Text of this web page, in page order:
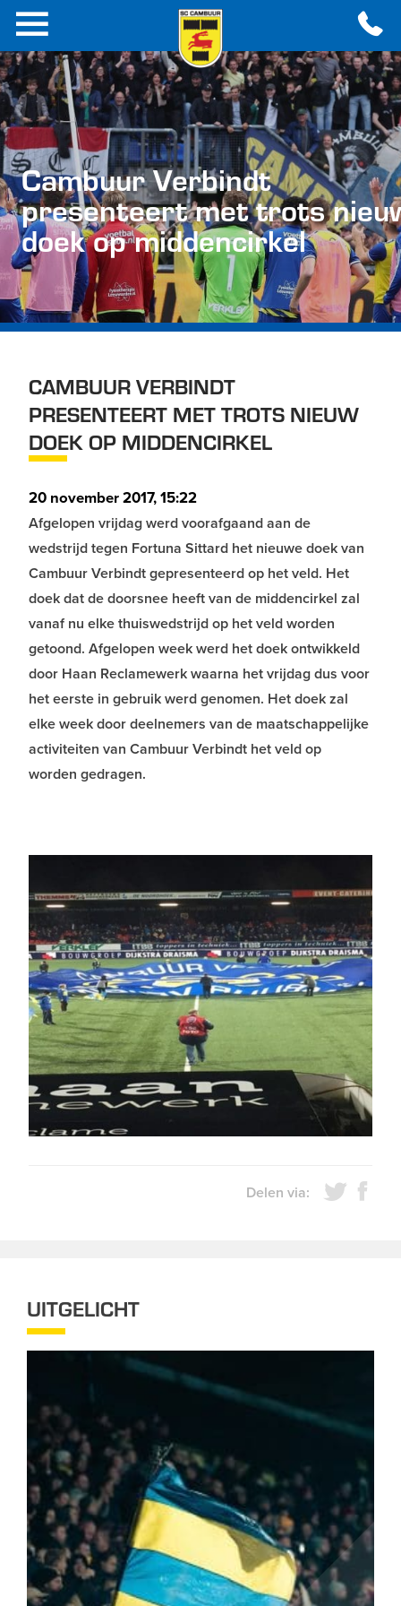
Cambuur Verbindt
presenteert met trots
doek op middencirkel
CAMBUUR VERBINDT
PRESENTEERT MET TROTS NIEUW
DOEK OP MIDDENCIRKEL
20 november 2017, 15:22
Afgelopen vrijdag werd voorafgaand aan de
wedstrijd tegen Fortuna Sittard het nieuwe doek van
Cambuur Verbindt gepresenteerd op het veld. Het
doek dat de doorsnee heeft van de middencirkel zal
vanaf nu elke thuiswedstrijd op het veld worden
getoond. Afgelopen week werd het doek ontwikkeld
door Haan Reclamewerk waarna het vrijdag dus voor
het eerste in gebruik werd genomen. Het doek zal
elke week door deelnemers van de maatschappelijke
activiteiten van Cambuur Verbindt het veld op
worden gedragen.
Delen via:
UITGELICHT